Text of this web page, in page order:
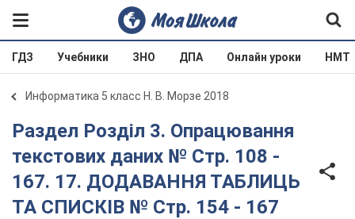
ГДЗ Учебники ЗНО ДПА Онлайн уроки НМТ
Информатика 5 класс Н. В. Морзе 2018
Раздел Розділ 3. Опрацювання
текстових даних № Стр. 108 -
167. 17. ДОДАВАННЯ ТАБЛИЦЬ
ТА СПИСКІВ № Стр. 154 - 167